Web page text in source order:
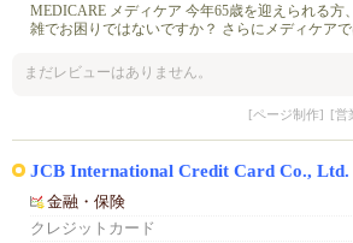
MEDICARE メディケア 今年65歳を迎えられる方
雑でお困りではないですか？ さらにメディケアで
まだレビューはありません。
[ページ制作] [営
JCB International Credit Card Co., Ltd.
金融・保険
クレジットカード